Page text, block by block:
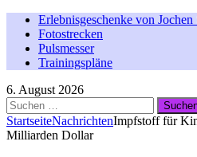
Erlebnisgeschenke von
Fotostrecken
Pulsmesser
Trainingspläne
6. August 2026
Suchen
nach:
StartseiteNachrichtenImpfstoff für
Milliarden Dollar